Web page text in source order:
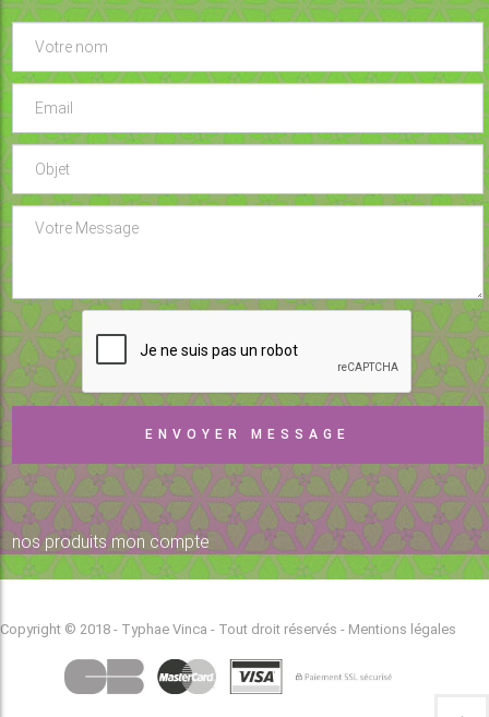
nos produits mon compte
Copyright © 2018 - Typhae Vinca - Tout droit réservés - Mentions légales